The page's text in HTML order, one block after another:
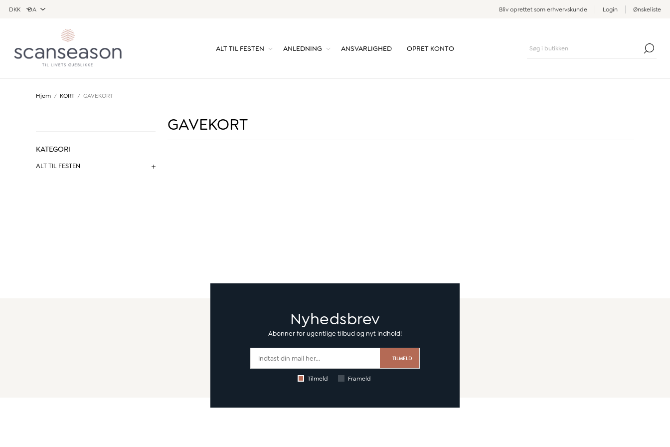
Bliv oprettet som erhvervskunde Login Ønskeliste
ALT TIL FESTEN ANLEDNING ANSVARLIGHED OPRET KONTO
Hjem / KORT / GAVEKORT
KATEGORI
ALT TIL FESTEN
GAVEKORT
Nyhedsbrev
Abonner for ugentlige tilbud og nyt indhold!
TILMELD
Tilmeld Frameld